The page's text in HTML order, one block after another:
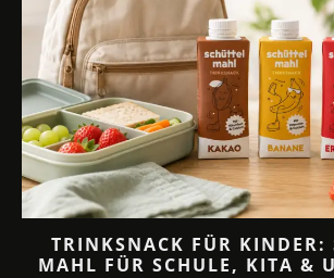
TRINKSNACK FÜR KINDER:
MAHL FÜR SCHULE, KITA &